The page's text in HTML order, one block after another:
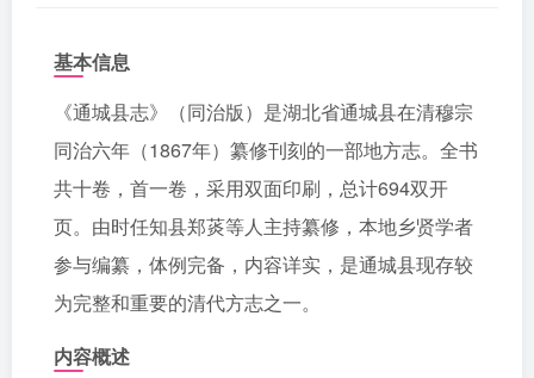
基本信息
《通城县志》（同治版）是湖北省通城县在清穆宗
同治六年（1867年）纂修刊刻的一部地方志。全书
共十卷，首一卷，采用双面印刷，总计694双开
页。由时任知县郑菼等人主持纂修，本地乡贤学者
参与编纂，体例完备，内容详实，是通城县现存较
为完整和重要的清代方志之一。
内容概述